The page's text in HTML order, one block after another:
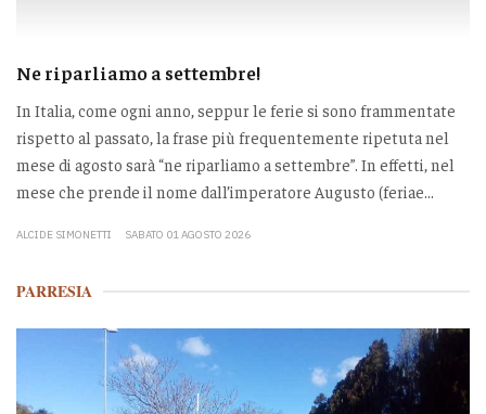
Ne riparliamo a settembre!
In Italia, come ogni anno, seppur le ferie si sono frammentate
rispetto al passato, la frase più frequentemente ripetuta nel
mese di agosto sarà “ne riparliamo a settembre”. In effetti, nel
mese che prende il nome dall’imperatore Augusto (feriae...
ALCIDE SIMONETTI SABATO 01 AGOSTO 2026
PARRESIA